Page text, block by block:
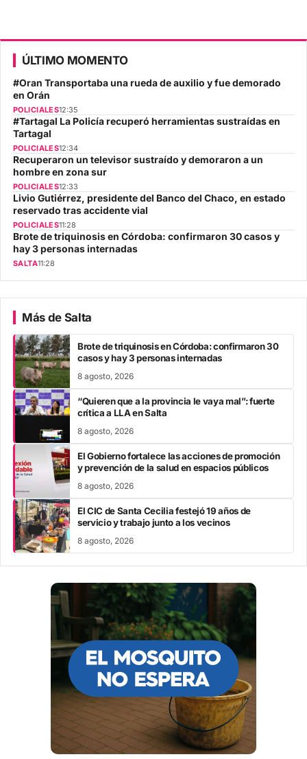
ÚLTIMO MOMENTO
#Oran Transportaba una rueda de auxilio y fue demorado
en Orán
POLICIALES12:35
#Tartagal La Policía recuperó herramientas sustraídas en
Tartagal
POLICIALES12:34
Recuperaron un televisor sustraído y demoraron a un
hombre en zona sur
POLICIALES12:33
Livio Gutiérrez, presidente del Banco del Chaco, en estado
reservado tras accidente vial
POLICIALES11:28
Brote de triquinosis en Córdoba: confirmaron 30 casos y
hay 3 personas internadas
SALTA11:28
Más de Salta
Brote de triquinosis en Córdoba: confirmaron 30
casos y hay 3 personas internadas
8 agosto, 2026
“Quieren que a la provincia le vaya mal”: fuerte
crítica a LLA en Salta
8 agosto, 2026
El Gobierno fortalece las acciones de promoción
y prevención de la salud en espacios públicos
8 agosto, 2026
El CIC de Santa Cecilia festejó 19 años de
servicio y trabajo junto a los vecinos
8 agosto, 2026